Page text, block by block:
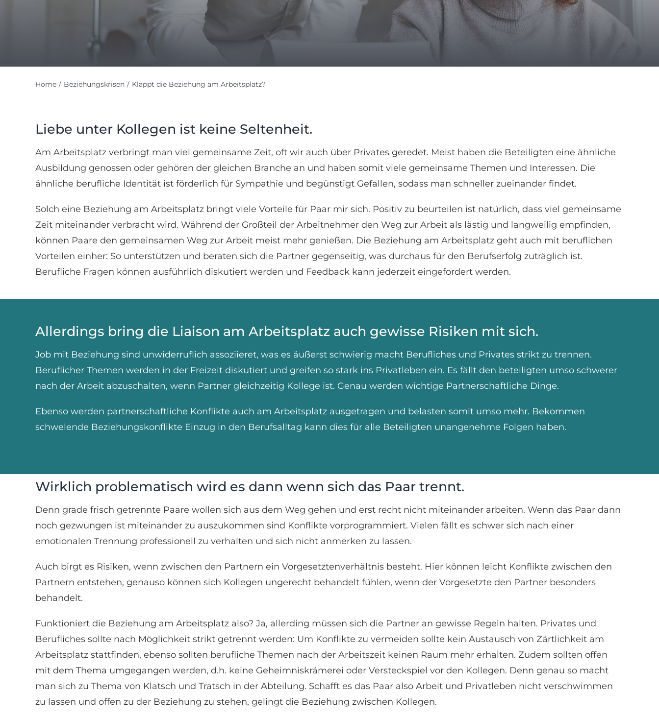
Home Beziehungskrisen Klappt die Beziehung am Arbeitsplatz?
Liebe unter Kollegen ist keine Seltenheit.
Am Arbeitsplatz verbringt man viel gemeinsame Zeit, oft wir auch über Privates geredet. Meist haben die Beteiligten eine ähnliche
Ausbildung genossen oder gehören der gleichen Branche an und haben somit viele gemeinsame Themen und Interessen. Die
ähnliche berufliche Identität ist förderlich für Sympathie und begünstigt Gefallen, sodass man schneller zueinander findet.
Solch eine Beziehung am Arbeitsplatz bringt viele Vorteile für Paar mir sich. Positiv zu beurteilen ist natürlich, dass viel gemeinsame
Zeit miteinander verbracht wird. Während der Großteil der Arbeitnehmer den Weg zur Arbeit als lästig und langweilig empfinden,
können Paare den gemeinsamen Weg zur Arbeit meist mehr genießen. Die Beziehung am Arbeitsplatz geht auch mit beruflichen
Vorteilen einher: So unterstützen und beraten sich die Partner gegenseitig, was durchaus für den Berufserfolg zuträglich ist.
Berufliche Fragen können ausführlich diskutiert werden und Feedback kann jederzeit eingefordert werden.
Allerdings bring die Liaison am Arbeitsplatz auch gewisse Risiken mit sich.
Job mit Beziehung sind unwiderruflich assoziieret, was es äußerst schwierig macht Berufliches und Privates strikt zu trennen.
Beruflicher Themen werden in der Freizeit diskutiert und greifen so stark ins Privatleben ein. Es fällt den beteiligten umso schwerer
nach der Arbeit abzuschalten, wenn Partner gleichzeitig Kollege ist. Genau werden wichtige Partnerschaftliche Dinge.
Ebenso werden partnerschaftliche Konflikte auch am Arbeitsplatz ausgetragen und belasten somit umso mehr. Bekommen
schwelende Beziehungskonflikte Einzug in den Berufsalltag kann dies für alle Beteiligten unangenehme Folgen haben.
Wirklich problematisch wird es dann wenn sich das Paar trennt.
Denn grade frisch getrennte Paare wollen sich aus dem Weg gehen und erst recht nicht miteinander arbeiten. Wenn das Paar dann
noch gezwungen ist miteinander zu auszukommen sind Konflikte vorprogrammiert. Vielen fällt es schwer sich nach einer
emotionalen Trennung professionell zu verhalten und sich nicht anmerken zu lassen.
Auch birgt es Risiken, wenn zwischen den Partnern ein Vorgesetztenverhältnis besteht. Hier können leicht Konflikte zwischen den
Partnern entstehen, genauso können sich Kollegen ungerecht behandelt fühlen, wenn der Vorgesetzte den Partner besonders
behandelt.
Funktioniert die Beziehung am Arbeitsplatz also? Ja, allerding müssen sich die Partner an gewisse Regeln halten. Privates und
Berufliches sollte nach Möglichkeit strikt getrennt werden: Um Konflikte zu vermeiden sollte kein Austausch von Zärtlichkeit am
Arbeitsplatz stattfinden, ebenso sollten berufliche Themen nach der Arbeitszeit keinen Raum mehr erhalten. Zudem sollten offen
mit dem Thema umgegangen werden, d.h. keine Geheimniskrämerei oder Versteckspiel vor den Kollegen. Denn genau so macht
man sich zu Thema von Klatsch und Tratsch in der Abteilung. Schafft es das Paar also Arbeit und Privatleben nicht verschwimmen
zu lassen und offen zu der Beziehung zu stehen, gelingt die Beziehung zwischen Kollegen.